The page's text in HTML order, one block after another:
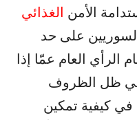
الأمن الغذائي
على حد
الرأي العام عمّا إذا
في ظل الظروف
في كيفية تمكين